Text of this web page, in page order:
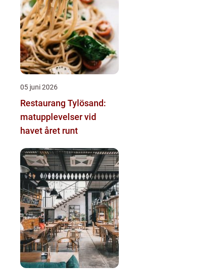
05 juni 2026
Restaurang Tylösand:
matupplevelser vid
havet året runt